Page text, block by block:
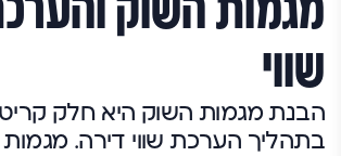
שווי
הבנת מגמות השוק היא חלק
בתהליך הערכת שווי דירה. מגמות